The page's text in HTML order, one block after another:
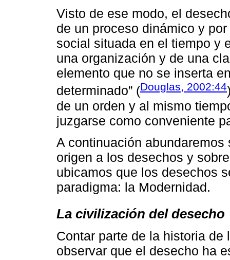
Visto de ese modo, el
de un proceso dinámico y
social situada en el tiempo y
una organización y de una
elemento que no se inserta
determinado” (Douglas, 2002:44
de un orden y al mismo
juzgarse como conveniente
A continuación
origen a los desechos y
ubicamos que los desechos
paradigma: la Modernidad.
La civilización del desecho
Contar parte de la historia
observar que el desecho ha